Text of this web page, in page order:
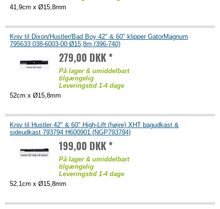
41,9cm x Ø15,8mm
Kniv til Dixon/Hustler/Bad Boy 42" & 60" klipper GatorMagnum
795633 038-6003-00 Ø15,8m (396-740)
279,00 DKK *
På lager & umiddelbart
tilgængelig
Leveringstid 1-4 dage
52cm x Ø15,8mm
Kniv til Hustler 42" & 60" High-Lift (højre) XHT bagudkast &
sideudkast 793794 H600901 (NGP793794)
199,00 DKK *
På lager & umiddelbart
tilgængelig
Leveringstid 1-4 dage
52,1cm x Ø15,8mm